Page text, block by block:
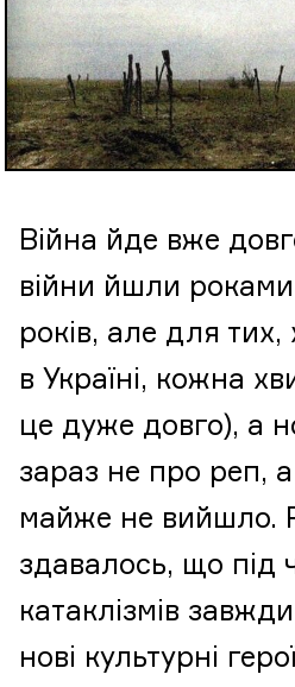
Війна йде вже
війни йшли
років, але для
в Україні, кожна
це дуже довго), а
зараз не про реп,
майже не вийшло.
здавалось, що під
катаклізмів
нові культурні